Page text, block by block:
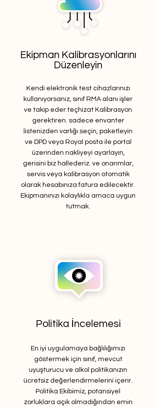
Ekipman Kalibrasyonlarını
Düzenleyin
Kendi elektronik test cihazlarınızı
kullanıyorsanız, sınıf RMA alanı işler
ve takip eder.teçhizat Kalibrasyon
gerektiren. sadece envanter
listenizden varlığı seçin, paketleyin
ve DPD veya Royal posta ile portal
üzerinden nakliyeyi ayarlayın,
gerisini biz hallederiz. ve onarımlar,
servis veya kalibrasyon otomatik
olarak hesabınıza fatura edilecektir.
Ekipmanınızı kolaylıkla amaca uygun
tutmak.
Politika İncelemesi
En iyi uygulamaya bağlılığımızı
göstermek için sınıf, mevcut
uyuşturucu ve alkol politikanızın
ücretsiz değerlendirmelerini içerir.
Politika Ekibimiz, potansiyel
zorluklara açık olmadığından emin